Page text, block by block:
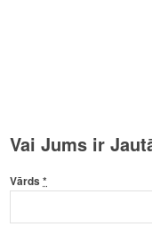
Vai Jums ir
Vārds*